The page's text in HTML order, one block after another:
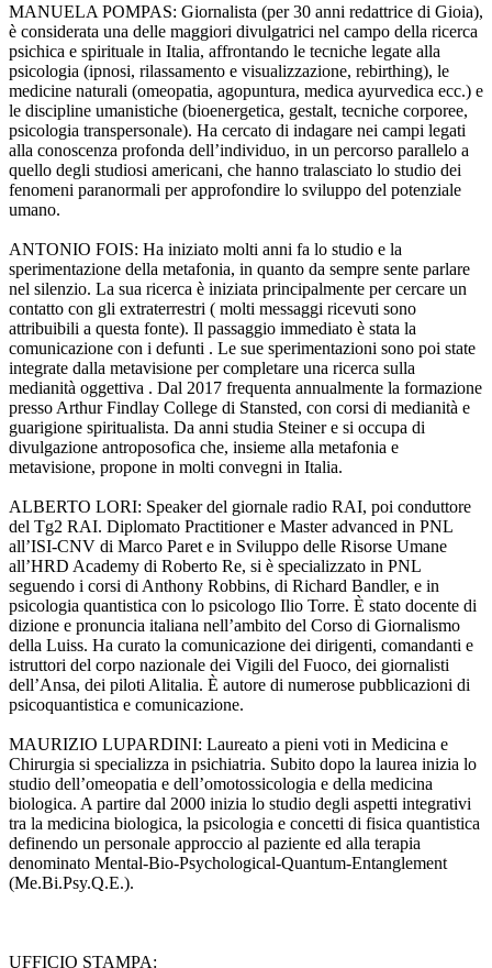
MANUELA POMPAS: Giornalista (per 30 anni redattrice di Gioia),
è considerata una delle maggiori divulgatrici nel campo della ricerca
psichica e spirituale in Italia, affrontando le tecniche legate alla
psicologia (ipnosi, rilassamento e visualizzazione, rebirthing), le
medicine naturali (omeopatia, agopuntura, medica ayurvedica ecc.) e
le discipline umanistiche (bioenergetica, gestalt, tecniche corporee,
psicologia transpersonale). Ha cercato di indagare nei campi legati
alla conoscenza profonda dell’individuo, in un percorso parallelo a
quello degli studiosi americani, che hanno tralasciato lo studio dei
fenomeni paranormali per approfondire lo sviluppo del potenziale
umano.
ANTONIO FOIS: Ha iniziato molti anni fa lo studio e la
sperimentazione della metafonia, in quanto da sempre sente parlare
nel silenzio. La sua ricerca è iniziata principalmente per cercare un
contatto con gli extraterrestri ( molti messaggi ricevuti sono
attribuibili a questa fonte). Il passaggio immediato è stata la
comunicazione con i defunti . Le sue sperimentazioni sono poi state
integrate dalla metavisione per completare una ricerca sulla
medianità oggettiva . Dal 2017 frequenta annualmente la formazione
presso Arthur Findlay College di Stansted, con corsi di medianità e
guarigione spiritualista. Da anni studia Steiner e si occupa di
divulgazione antroposofica che, insieme alla metafonia e
metavisione, propone in molti convegni in Italia.
ALBERTO LORI: Speaker del giornale radio RAI, poi conduttore
del Tg2 RAI. Diplomato Practitioner e Master advanced in PNL
all’ISI-CNV di Marco Paret e in Sviluppo delle Risorse Umane
all’HRD Academy di Roberto Re, si è specializzato in PNL
seguendo i corsi di Anthony Robbins, di Richard Bandler, e in
psicologia quantistica con lo psicologo Ilio Torre. È stato docente di
dizione e pronuncia italiana nell’ambito del Corso di Giornalismo
della Luiss. Ha curato la comunicazione dei dirigenti, comandanti e
istruttori del corpo nazionale dei Vigili del Fuoco, dei giornalisti
dell’Ansa, dei piloti Alitalia. È autore di numerose pubblicazioni di
psicoquantistica e comunicazione.
MAURIZIO LUPARDINI: Laureato a pieni voti in Medicina e
Chirurgia si specializza in psichiatria. Subito dopo la laurea inizia lo
studio dell’omeopatia e dell’omotossicologia e della medicina
biologica. A partire dal 2000 inizia lo studio degli aspetti integrativi
tra la medicina biologica, la psicologia e concetti di fisica quantistica
definendo un personale approccio al paziente ed alla terapia
denominato Mental-Bio-Psychological-Quantum-Entanglement
(Me.Bi.Psy.Q.E.).
UFFICIO STAMPA: